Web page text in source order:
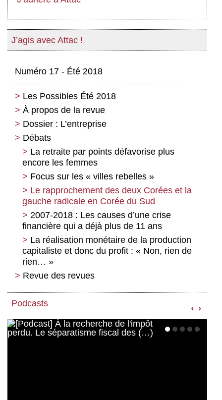
J’agis avec Attac !
Numéro 17 - Été 2018
Les Possibles Été 2018
À propos de la revue
Dossier : L’entreprise
Réforme de l’entreprise
Sortir de l’entreprise capitaliste :
Un rapport de plus sur l’entreprise
Changer l’entreprise ? Quand la
montagne accouche d’une souris
Pour une entreprise définanciarisée
Management de l’entreprise et attentes
de la société
Le management à distance dans les
grandes organisations :
De l’entreprise vers le commun
Dépasser toute propriété, un débat
repris par Benoît Borrits
La propriété : la dépasser ou la
dépecer ?
Débats
La retraite par points défavorise plus
encore les femmes
Focus sur les « villes rebelles »
Le rapprochement des deux Corées et la
gauche radicale en Corée du Sud
2007-2018 : Les causes d’une crise
financière qui a déjà plus de 11 ans
La réalisation monétaire de la production
capitaliste et donc du profit : « Non, rien de
rien… »
Revue des revues
Podcasts
‹ ›